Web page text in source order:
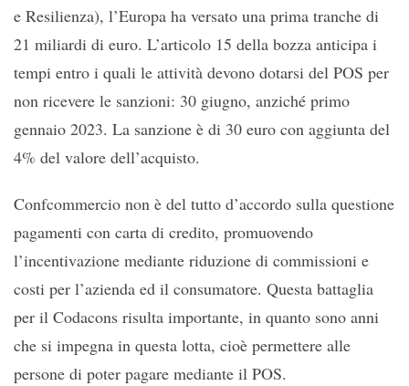
e Resilienza), l’Europa ha versato una prima tranche di
21 miliardi di euro. L’articolo 15 della bozza anticipa i
tempi entro i quali le attività devono dotarsi del POS per
non ricevere le sanzioni: 30 giugno, anziché primo
gennaio 2023. La sanzione è di 30 euro con aggiunta del
4% del valore dell’acquisto.
Confcommercio non è del tutto d’accordo sulla questione
pagamenti con carta di credito, promuovendo
l’incentivazione mediante riduzione di commissioni e
costi per l’azienda ed il consumatore. Questa battaglia
per il Codacons risulta importante, in quanto sono anni
che si impegna in questa lotta, cioè permettere alle
persone di poter pagare mediante il POS.